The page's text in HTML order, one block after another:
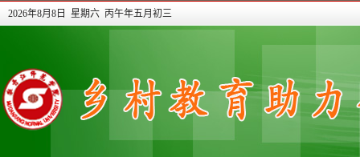
2026年8月8日 星期六 丙午年五月初三